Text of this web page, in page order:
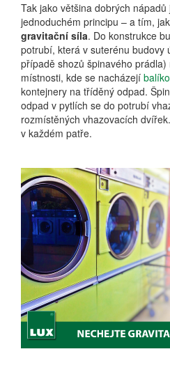
Tak jako většina dobrých
jednoduchém principu – a tím,
gravitační síla. Do konstrukce
potrubí, která v suterénu budovy
případě shozů špinavého
místnosti, kde se nacházejí
kontejnery na tříděný odpad.
odpad v pytlích se do potrubí
rozmístěných vhazovacích
v každém patře.